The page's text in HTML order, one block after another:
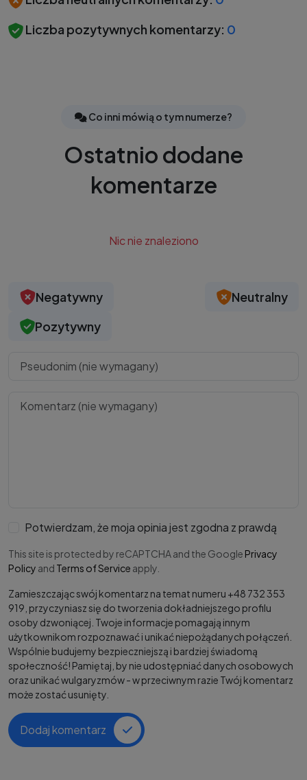
Liczba pozytywnych komentarzy: 0
Co inni mówią o tym numerze?
Ostatnio dodane
komentarze
Nic nie znaleziono
Negatywny
Neutralny
Pozytywny
Potwierdzam, że moja opinia jest zgodna z prawdą
This site is protected by reCAPTCHA and the Google Privacy
Policy and Terms of Service apply.
Zamieszczając swój komentarz na temat numeru +48 732 353
919, przyczyniasz się do tworzenia dokładniejszego profilu
osoby dzwoniącej. Twoje informacje pomagają innym
użytkownikom rozpoznawać i unikać niepożądanych połączeń.
Wspólnie budujemy bezpieczniejszą i bardziej świadomą
społeczność! Pamiętaj, by nie udostępniać danych osobowych
oraz unikać wulgaryzmów - w przeciwnym razie Twój komentarz
może zostać usunięty.
Dodaj komentarz